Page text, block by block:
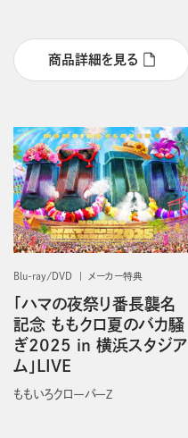
商品詳細を見る
Blu-ray/DVD メーカー特典
「ハマの夜祭り番長襲名
記念 ももクロ夏のバカ騒
ぎ2025 in 横浜スタジア
ム」LIVE
ももいろクローバーＺ